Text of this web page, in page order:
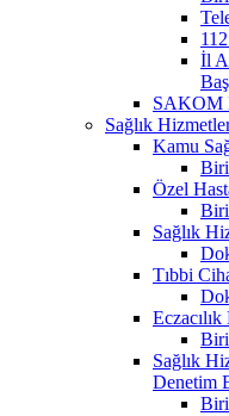
İl
SAKOM
Sağlık
Kamu
Özel
Sağlık
Tıbbi
Sağlık
Denetim